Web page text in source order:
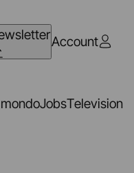
Account
JobsTelevision